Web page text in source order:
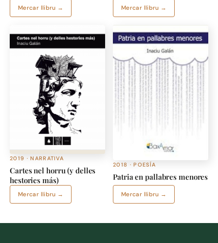
Mercar llibru → Mercar llibru →
2019 · NARRATIVA
Cartes nel horru (y delles
hestories más)
Mercar llibru →
2018 · POESÍA
Patria en pallabres menores
Mercar llibru →